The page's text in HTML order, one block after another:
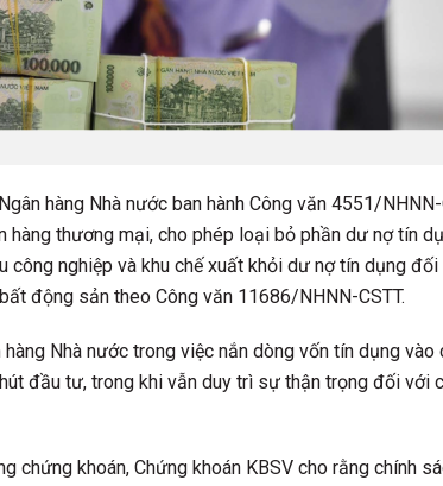
hàng Nhà nước ban hành Công văn 4551/
thương mại, cho phép loại bỏ phần dư nợ tín
công nghiệp và khu chế xuất khỏi dư nợ tín dụng
động sản theo Công văn 11686/NHNN-CSTT.
Nhà nước trong việc nắn dòng vốn tín dụng
đầu tư, trong khi vẫn duy trì sự thận trọng đối với
chứng khoán, Chứng khoán KBSV cho rằng chính